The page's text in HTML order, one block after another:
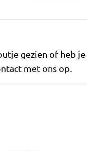
gezien of heb
met ons op.